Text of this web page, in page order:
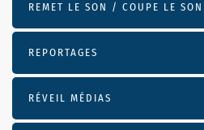
REMET LE SON / COUPE LE SON
REPORTAGES
RÉVEIL MÉDIAS